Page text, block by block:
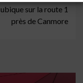
sur la route 1
près de Canmore